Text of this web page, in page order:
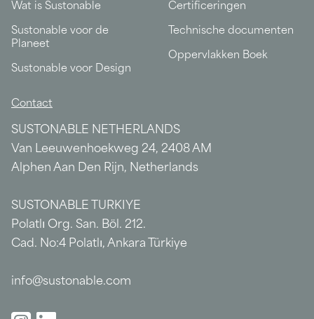
Wat is Sustonable
Sustonable voor de
Planeet
Sustonable voor Design
Certificeringen
Technische documenten
Oppervlakken Boek
Contact
SUSTONABLE NETHERLANDS
Van Leeuwenhoekweg 24, 2408 AM
Alphen Aan Den Rijn, Netherlands
SUSTONABLE TURKIYE
Polatlı Org. San. Böl. 212.
Cad. No:4 Polatlı, Ankara Türkiye
info@sustonable.com